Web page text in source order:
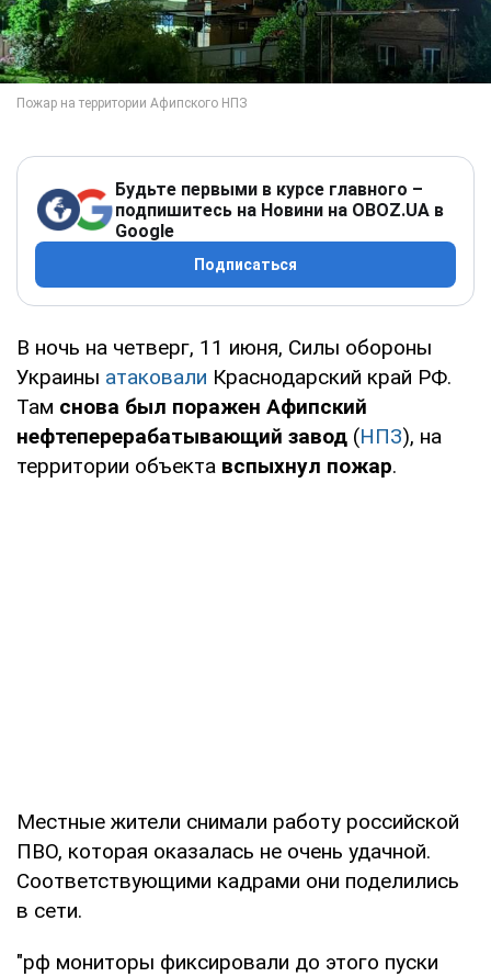
Будьте первыми в курсе главного –
подпишитесь на Новини на OBOZ.UA в
Google
Подписаться
В ночь на четверг, 11 июня, Силы обороны
Украины атаковали Краснодарский край РФ.
Там снова был поражен Афипский
нефтеперерабатывающий завод (НПЗ), на
территории объекта вспыхнул пожар.
Местные жители снимали работу российской
ПВО, которая оказалась не очень удачной.
Соответствующими кадрами они поделились
в сети.
"рф мониторы фиксировали до этого пуски